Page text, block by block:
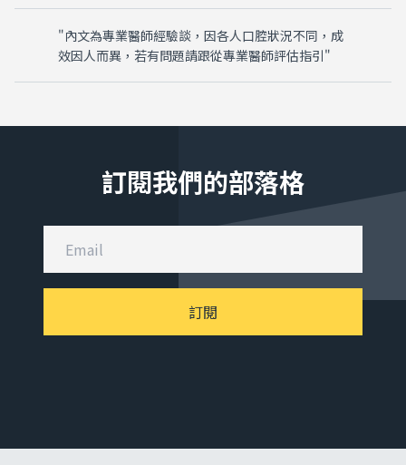
"內文為專業醫師經驗談，因各人口腔狀況不同，成
效因人而異，若有問題請跟從專業醫師評估指引"
訂閱我們的部落格
訂閱